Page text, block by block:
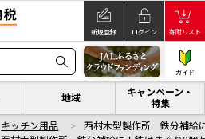
新規登録 ログイン 寄附リスト
ガイド
地域
キャンペーン・
特集
キッチン用品
西村木型製作所 鉄分補給